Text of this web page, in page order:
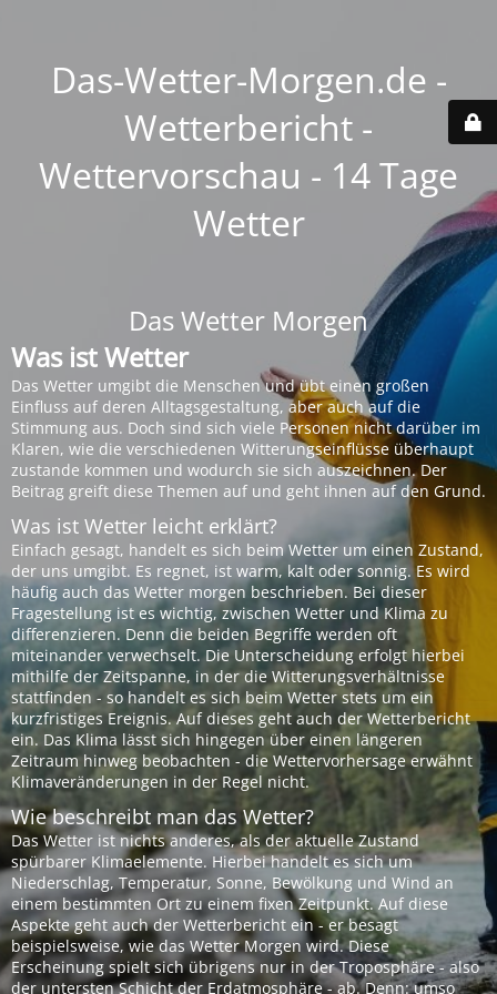
Das-Wetter-Morgen.de -
Wetterbericht -
Wettervorschau - 14 Tage
Wetter
Das Wetter Morgen
Was ist Wetter
Das Wetter umgibt die Menschen und übt einen großen
Einfluss auf deren Alltagsgestaltung, aber auch auf die
Stimmung aus. Doch sind sich viele Personen nicht darüber im
Klaren, wie die verschiedenen Witterungseinflüsse überhaupt
zustande kommen und wodurch sie sich auszeichnen. Der
Beitrag greift diese Themen auf und geht ihnen auf den Grund.
Was ist Wetter leicht erklärt?
Einfach gesagt, handelt es sich beim Wetter um einen Zustand,
der uns umgibt. Es regnet, ist warm, kalt oder sonnig. Es wird
häufig auch das Wetter morgen beschrieben. Bei dieser
Fragestellung ist es wichtig, zwischen Wetter und Klima zu
differenzieren. Denn die beiden Begriffe werden oft
miteinander verwechselt. Die Unterscheidung erfolgt hierbei
mithilfe der Zeitspanne, in der die Witterungsverhältnisse
stattfinden - so handelt es sich beim Wetter stets um ein
kurzfristiges Ereignis. Auf dieses geht auch der Wetterbericht
ein. Das Klima lässt sich hingegen über einen längeren
Zeitraum hinweg beobachten - die Wettervorhersage erwähnt
Klimaveränderungen in der Regel nicht.
Wie beschreibt man das Wetter?
Das Wetter ist nichts anderes, als der aktuelle Zustand
spürbarer Klimaelemente. Hierbei handelt es sich um
Niederschlag, Temperatur, Sonne, Bewölkung und Wind an
einem bestimmten Ort zu einem fixen Zeitpunkt. Auf diese
Aspekte geht auch der Wetterbericht ein - er besagt
beispielsweise, wie das Wetter Morgen wird. Diese
Erscheinung spielt sich übrigens nur in der Troposphäre - also
der untersten Schicht der Erdatmosphäre - ab. Denn: umso